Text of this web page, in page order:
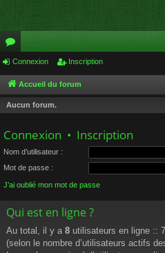
or
u
m
Connexion Inscription
Accueil du forum
Aucun forum.
Connexion • Inscription
Nom d’utilisateur :
Mot de passe :
J’ai oublié mon mot de passe
Qui est en ligne ?
Au total, il y a 8 utilisateurs en ligne ::
(selon le nombre d’utilisateurs actifs